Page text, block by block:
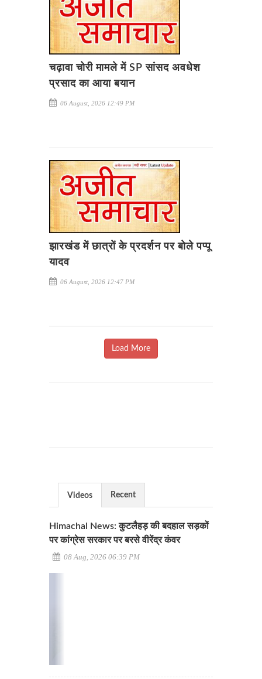
चढ़ावा चोरी मामले में SP सांसद अवधेश
प्रसाद का आया बयान
06 August, 2026 12:49 PM
झारखंड में छात्रों के प्रदर्शन पर बोले पप्पू
यादव
06 August, 2026 12:47 PM
Load More
Videos Recent
Himachal News: कुटलैहड़ की बदहाल सड़कों
पर कांग्रेस सरकार पर बरसे वीरेंद्र कंवर
08 Aug, 2026 06:39 PM